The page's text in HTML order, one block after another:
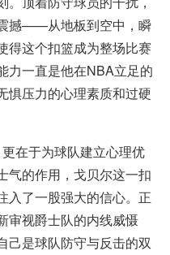
撼——从地板到空中，瞬
得这个扣篮成为整场比赛
力一直是他在NBA立足的
惧压力的心理素质和过硬
在于为球队建立心理优
气的作用，戈贝尔这一扣
入了一股强大的信心。正
审视爵士队的内线威慑
己是球队防守与反击的双